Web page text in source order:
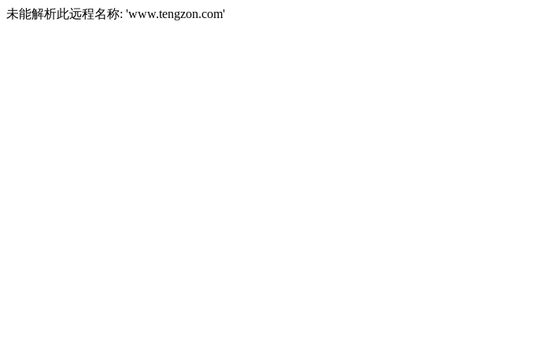
未能解析此远程名称: 'www.tengzon.com'